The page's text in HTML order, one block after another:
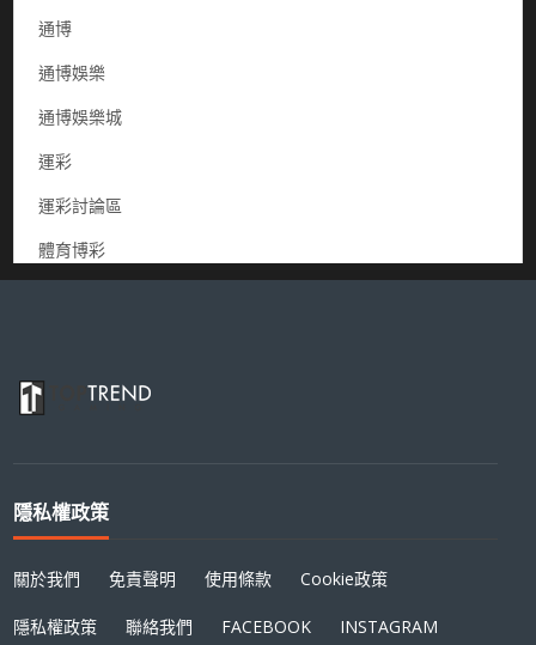
通博
通博娛樂
通博娛樂城
運彩
運彩討論區
體育博彩
隱私權政策
關於我們 免責聲明 使用條款 Cookie政策
隱私權政策 聯絡我們 FACEBOOK INSTAGRAM